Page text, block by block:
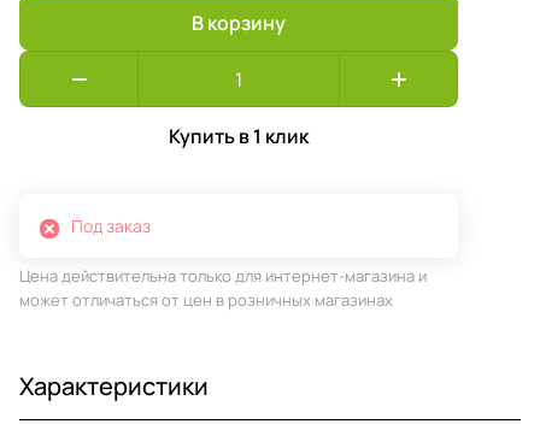
В корзину
Купить в 1 клик
Под заказ
Цена действительна только для интернет-магазина и
может отличаться от цен в розничных магазинах
Характеристики